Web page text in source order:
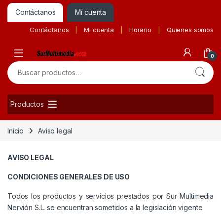
Contáctanos Mí cuenta
Contáctanos Mi cuenta Horario Quienes somos
0
Buscar por:
Productos
Inicio Aviso legal
AVISO LEGAL
CONDICIONES GENERALES DE USO
Todos los productos y servicios prestados por Sur Multimedia
Nervión S.L. se encuentran sometidos a la legislación vigente